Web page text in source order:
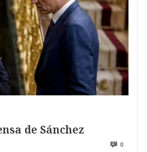
de Sánchez
0